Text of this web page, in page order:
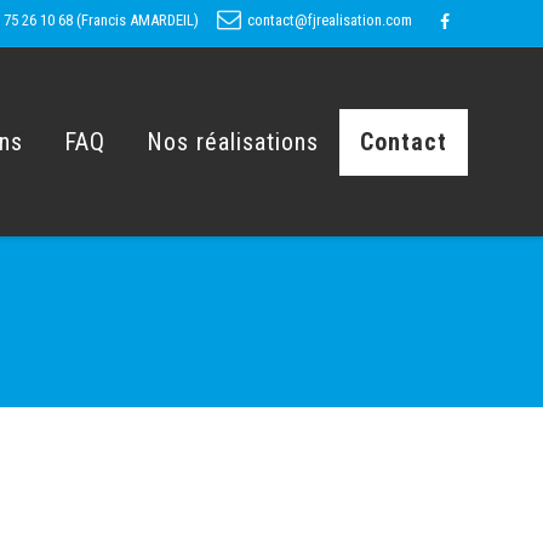
75 26 10 68 (Francis AMARDEIL) contact@fjrealisation.com
FAQ Nos réalisations Contact